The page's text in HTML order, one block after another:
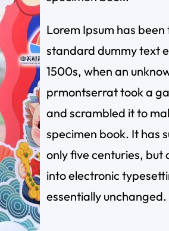
Lorem Ipsum has been
standard dummy text
1500s, when an
prmontserrat took a
and scrambled it to
specimen book. It has
only five centuries, but
into electronic
essentially unchanged.